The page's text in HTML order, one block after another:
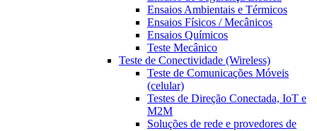
Ensaios Ambientais e Térmicos
Ensaios Físicos / Mecânicos
Ensaios Químicos
Teste Mecânico
Teste de Conectividade (Wireless)
Teste de Comunicações Móveis
(celular)
Testes de Direção Conectada, IoT e
M2M
Soluções de rede e provedores de